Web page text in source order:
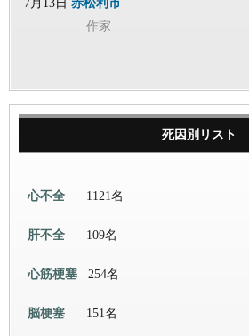
7月13日 赤松利市
作家
死因別リスト
心不全 1121名
肝不全 109名
心筋梗塞 254名
脳梗塞 151名